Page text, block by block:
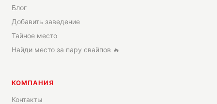
Блог
Добавить заведение
Тайное место
Найди место за пару свайпов 🔥
КОМПАНИЯ
Контакты